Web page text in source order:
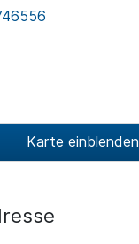
Karte einblenden